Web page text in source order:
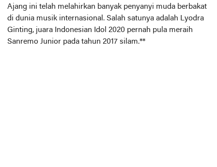
Ajang ini telah melahirkan banyak penyanyi muda berbakat
di dunia musik internasional. Salah satunya adalah Lyodra
Ginting, juara Indonesian Idol 2020 pernah pula meraih
Sanremo Junior pada tahun 2017 silam.**